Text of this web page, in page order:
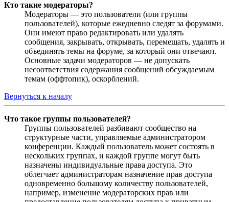
Кто такие модераторы?
Модераторы — это пользователи (или группы
пользователей), которые ежедневно следят за форумами.
Они имеют право редактировать или удалять
сообщения, закрывать, открывать, перемещать, удалять и
объединять темы на форуме, за который они отвечают.
Основные задачи модераторов — не допускать
несоответствия содержания сообщений обсуждаемым
темам (оффтопик), оскорблений.
Вернуться к началу
Что такое группы пользователей?
Группы пользователей разбивают сообщество на
структурные части, управляемые администратором
конференции. Каждый пользователь может состоять в
нескольких группах, и каждой группе могут быть
назначены индивидуальные права доступа. Это
облегчает администраторам назначение прав доступа
одновременно большому количеству пользователей,
например, изменение модераторских прав или